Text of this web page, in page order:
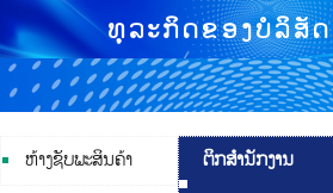
ທຸລະກິດຂອງບໍລິສັດ
ຫ້າງຊັບພະສິນຄ້າ
ຕຶກສໍານັກງານ